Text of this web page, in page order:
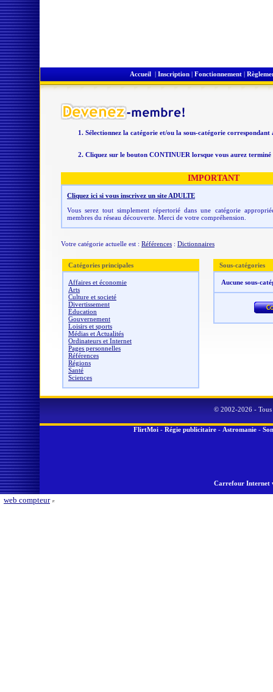
Accueil | Inscription | Fonctionnement |
Sélectionnez la catégorie et/ou la sous-catégorie correspondant
Cliquez sur le bouton CONTINUER lorsque vous aurez terminé
IMPORTANT
Cliquez ici si vous inscrivez un site ADULTE
Vous serez tout simplement répertorié dans une catégorie
membres du réseau découverte. Merci de votre compréhension.
Votre catégorie actuelle est : Références : Dictionnaires
Catégories principales
Affaires et économie
Arts
Culture et societé
Divertissement
Éducation
Gouvernement
Loisirs et sports
Médias et Actualités
Ordinateurs et Internet
Pages personnelles
Références
Régions
Santé
Sciences
Sous-catégories
Aucune sous-
© 2002-2026 - Tous
FlirtMoi - Régie publicitaire - Astromanie -
Carrefour Internet
web compteur